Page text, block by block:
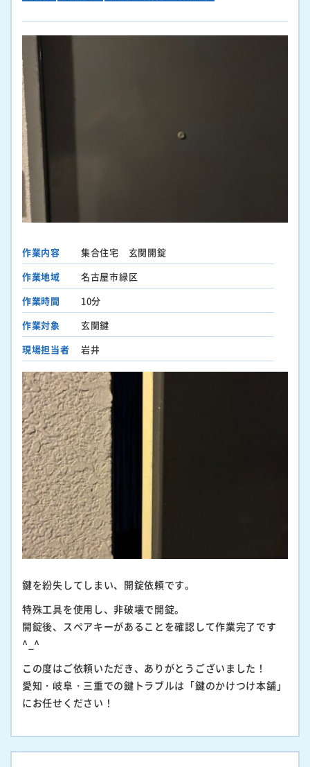
作業内容
集合住宅 玄関開錠
作業地域
名古屋市緑区
作業時間
10分
作業対象
玄関鍵
現場担当者
岩井
鍵を紛失してしまい、開錠依頼です。
特殊工具を使用し、非破壊で開錠。
開錠後、スペアキーがあることを確認して作業完了です
^_^
この度はご依頼いただき、ありがとうございました！
愛知・岐阜・三重での鍵トラブルは「鍵のかけつけ本舗」
にお任せください！